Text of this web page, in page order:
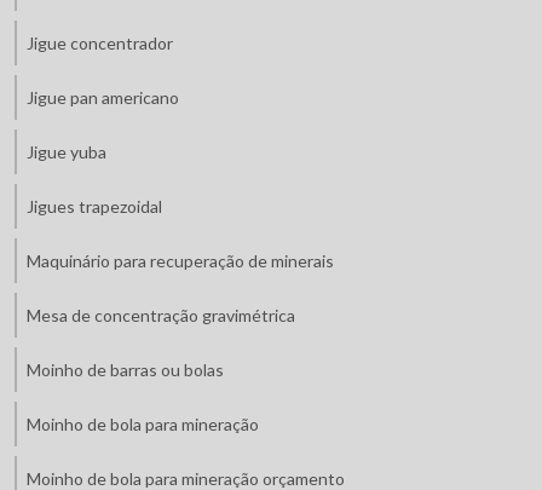
Jigue concentrador
Jigue pan americano
Jigue yuba
Jigues trapezoidal
Maquinário para recuperação de minerais
Mesa de concentração gravimétrica
Moinho de barras ou bolas
Moinho de bola para mineração
Moinho de bola para mineração orçamento